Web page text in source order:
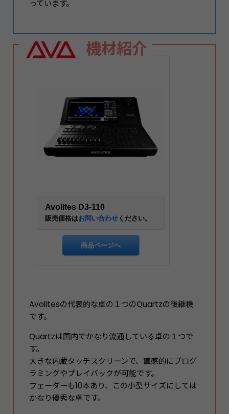
っています。
機材紹介
Avolitesの代表的な卓の１つのQuartzの後継機
です。
Quartzは国内でかなり流通している卓の１つで
す。
大きな内蔵タッチスクリーンで、直感的にプログ
ラミングやプレイバックが可能です。
フェーダーも10本あり、この小型サイズにしては
かなり優秀な卓です。